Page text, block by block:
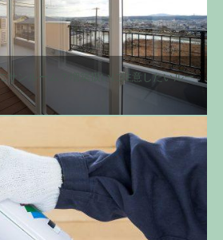
サンルーム？増築扱いに注意したいルー